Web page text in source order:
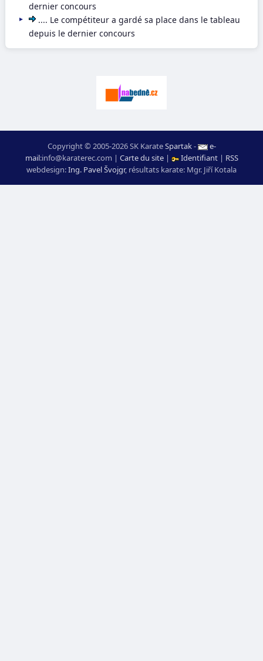
dernier concours
.... Le compétiteur a gardé sa place dans le tableau
depuis le dernier concours
Copyright © 2005-2026 SK KarateSpartak-
e-
mail:moc.ceretarak@ofni | Carte du site| Identifiant | RSS
webdesign:Ing. Pavel Švojgr, résultats karate: Mgr. Jiří Kotala